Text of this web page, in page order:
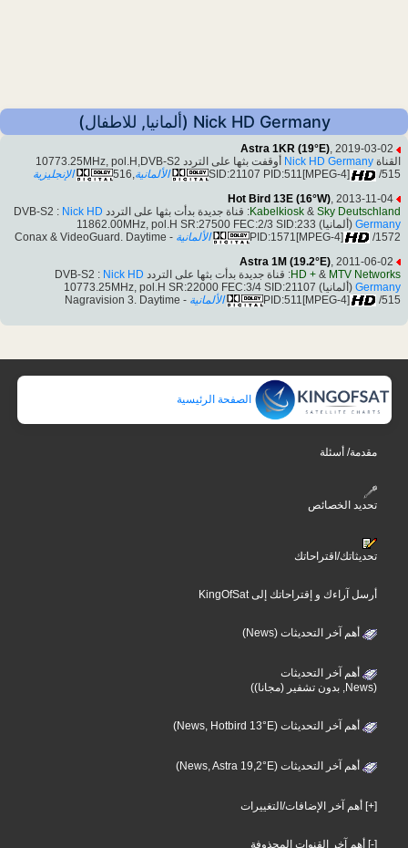
Nick HD Germany (ألمانيا, للاطفال)
Astra 1KR (19°E), 2019-03-02
القناة Nick HD Germany
أوقفت بثها على التردد 10773.25MHz, pol.H,DVB-S2
SID:21107 PID:511[MPEG-4]
/515 الألمانية,516
الإنجليزية
Hot Bird 13E (16°W), 2013-11-04
Kabelkiosk & Sky Deutschland : قناة جديدة بدأت بثها على التردد DVB-S2 : Nick HD
Germany
(ألمانيا) 11862.00MHz, pol.H SR:27500 FEC:2/3 SID:233
PID:1571[MPEG-4]
/1572 الألمانية - Conax & VideoGuard. Daytime
Astra 1M (19.2°E), 2011-06-02
HD + & MTV Networks : قناة جديدة بدأت بثها على التردد DVB-S2 : Nick HD
Germany
(ألمانيا) 10773.25MHz, pol.H SR:22000 FEC:3/4 SID:21107
PID:511[MPEG-4]
/515 الألمانية - Nagravision 3. Daytime
الصفحة الرئيسية
مقدمة/ أسئلة
تحديد الخصائص
تحديثاتك/اقتراحاتك
أرسل آراءك و إقتراحاتك إلى KingOfSat
أهم آخر التحديثات (News)
أهم آخر التحديثات
(News, بدون تشفير (مجانا))
أهم آخر التحديثات (News, Hotbird 13°E)
أهم آخر التحديثات (News, Astra 19,2°E)
[+] أهم آخر الإضافات/التغييرات
[-] أهم آخر القنوات المحذوفة